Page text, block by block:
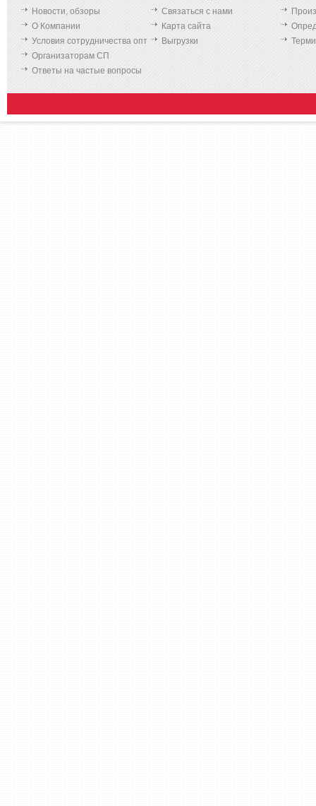
Новости, обзоры
О Компании
Условия сотрудничества опт
Организаторам СП
Ответы на частые вопросы
Связаться с нами
Карта сайта
Выгрузки